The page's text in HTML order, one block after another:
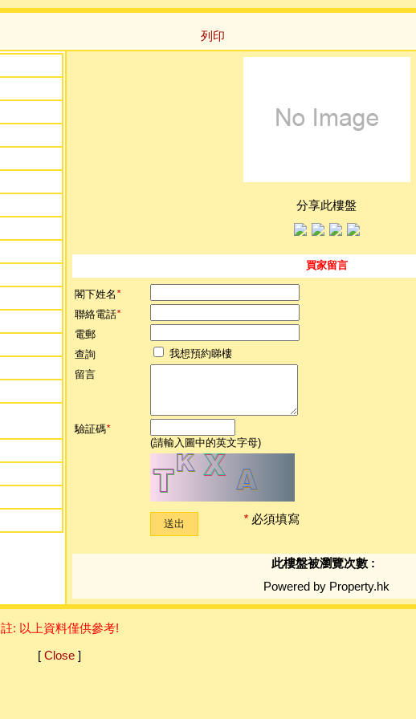
列印
分享此樓盤
買家留言
閣下姓名 *
聯絡電話*
電郵
查詢
我想預約睇樓
留言
驗証碼*
(請輸入圖中的英文字母)
* 必須填寫
此樓盤被瀏覽次數 :
Powered by Property.hk
註: 以上資料僅供參考!
[ Close ]